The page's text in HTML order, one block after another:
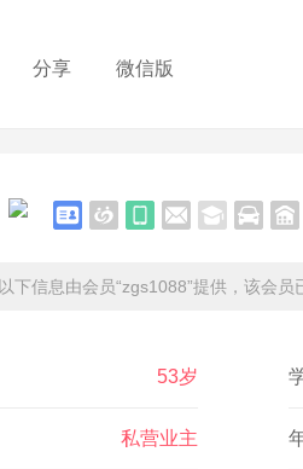
分享 微信版
以下信息由会员“zgs1088”提供，该会
53岁
私营业主